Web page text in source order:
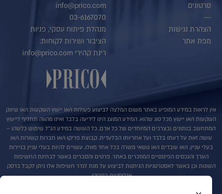
סרטונים
---
הצהרת נגישות
מפת אתר
info@prico.com
03-6167070
מנהלת פיתוח עסקי, פניות
הציבור ושירות לקוחות:
רינת קהירי info@prico.com
אין לראות במידע המופיע באתר משום המלצה לביצוע פעולות ו/או ייעוץ השקעות ו/או שיווק
השקעות ו/או ייעוץ מכל סוג שהוא. המידע המוצג הינו לידיעה בלבד ואינו מהווה תחליף לייעוץ
המתחשב בנתונים ובצרכים המיוחדים של כל אדם. כל העושה במידע הנ"ל שימוש כלשהו –
עושה זאת על דעתו בלבד ועל אחריותו הבלעדית. קבוצת פריקו ו/או חברות קשורות ו/או
בעלי עניין, ו/או עובדים ו/או נושאי משרה בכל אחד מאלו, עשויים להיות בעלי עניין בניירות
הערך והנכסים הפיננסיים המוזכרים באתר. פרטים והסברים באשר לבחינת החשיפות
השונות וכן באשר לאסטרטגיות הניתנות לביצוע על מנת לגדר חשיפות אלו ניתן לקבל בדסק
אנליסטים בפריקו.
בדבר פרטים נוספים באמור לעייל ניתן לפנות למשרדינו בטלפון : 036167070